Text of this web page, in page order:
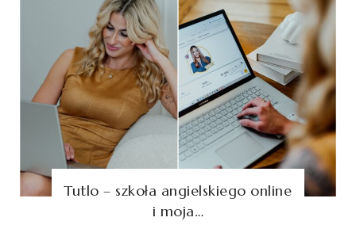
Tutlo – szkoła angielskiego online
i moja…